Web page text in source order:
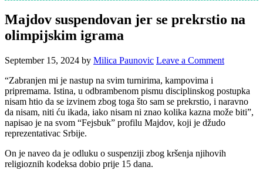
Majdov suspendovan jer se prekrstio na
olimpijskim igrama
September 15, 2024 by Milica Paunovic Leave a Comment
“Zabranjen mi je nastup na svim turnirima, kampovima i
pripremama. Istina, u odbrambenom pismu disciplinskog postupka
nisam htio da se izvinem zbog toga što sam se prekrstio, i naravno
da nisam, niti ću ikada, iako nisam ni znao kolika kazna može biti”,
napisao je na svom “Fejsbuk” profilu Majdov, koji je džudo
reprezentativac Srbije.
On je naveo da je odluku o suspenziji zbog kršenja njihovih
religioznih kodeksa dobio prije 15 dana.